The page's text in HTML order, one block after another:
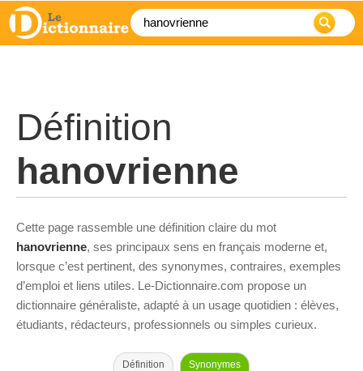
Définition
hanovrienne
Cette page rassemble une définition claire du mot
hanovrienne, ses principaux sens en français moderne et,
lorsque c’est pertinent, des synonymes, contraires, exemples
d’emploi et liens utiles. Le-Dictionnaire.com propose un
dictionnaire généraliste, adapté à un usage quotidien : élèves,
étudiants, rédacteurs, professionnels ou simples curieux.
Définition Synonymes